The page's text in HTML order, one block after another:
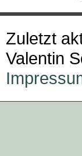
Zuletzt
Valentin